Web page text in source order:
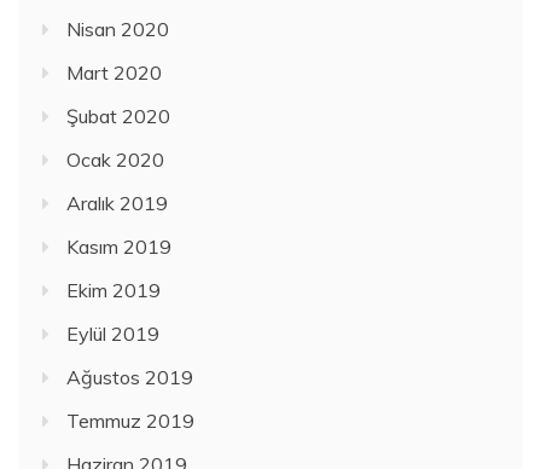
Nisan 2020
Mart 2020
Şubat 2020
Ocak 2020
Aralık 2019
Kasım 2019
Ekim 2019
Eylül 2019
Ağustos 2019
Temmuz 2019
Haziran 2019